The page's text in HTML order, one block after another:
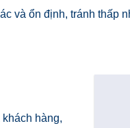
và ổn định, tránh thấp
hàng,